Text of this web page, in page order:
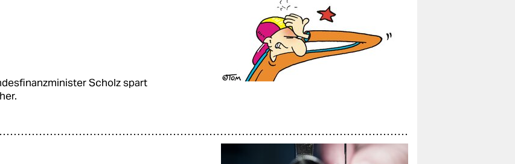
Scholz spart